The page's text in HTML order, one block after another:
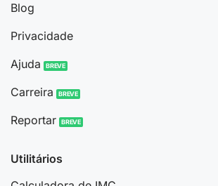
Blog
Privacidade
Ajuda
Carreira
Reportar
Utilitários